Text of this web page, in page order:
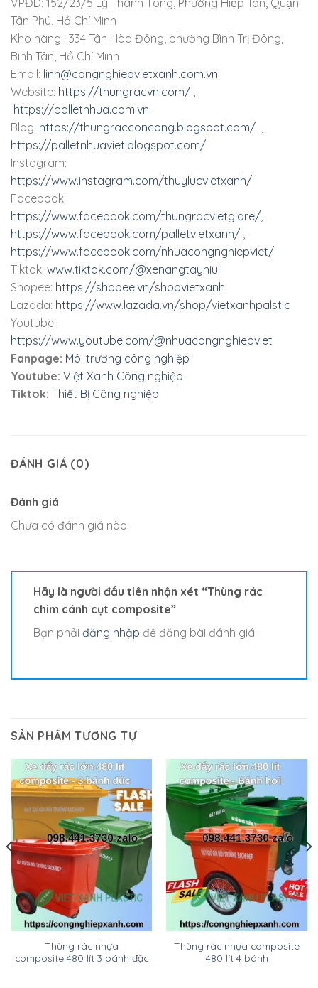
VPĐD: 152/23/5 Lý Thánh Tông, Phường Hiệp Tân, Quận
Tân Phú, Hồ Chí Minh
Kho hàng : 334 Tân Hòa Đông, phường Bình Trị Đông,
Bình Tân, Hồ Chí Minh
Email: linh@congnghiepvietxanh.com.vn
Website: https://thungracvn.com/ ,
https://palletnhua.com.vn
Blog: https://thungracconcong.blogspot.com/ ,
https://palletnhuaviet.blogspot.com/
Instagram:
https://www.instagram.com/thuylucvietxanh/
Facebook:
https://www.facebook.com/thungracvietgiare/,
https://www.facebook.com/palletvietxanh/ ,
https://www.facebook.com/nhuacongnghiepviet/
Tiktok: www.tiktok.com/@xenangtayniuli
Shopee: https://shopee.vn/shopvietxanh
Lazada: https://www.lazada.vn/shop/vietxanhpalstic
Youtube:
https://www.youtube.com/@nhuacongnghiepviet
Fanpage: Môi trường công nghiệp
Youtube: Việt Xanh Công nghiệp
Tiktok: Thiết Bị Công nghiệp
ĐÁNH GIÁ (0)
Đánh giá
Chưa có đánh giá nào.
Hãy là người đầu tiên nhận xét “Thùng rác
chim cánh cụt composite”
Bạn phải đăng nhập để đăng bài đánh giá.
SẢN PHẨM TƯƠNG TỰ
Thùng rác nhựa
composite 480 lít 3 bánh đặc
Thùng rác nhựa composite
480 lít 4 bánh